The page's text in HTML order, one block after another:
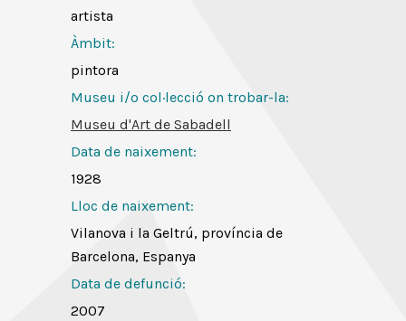
artista
Àmbit:
pintora
Museu i/o col·lecció on trobar-la:
Museu d'Art de Sabadell
Data de naixement:
1928
Lloc de naixement:
Vilanova i la Geltrú, província de
Barcelona, Espanya
Data de defunció:
2007